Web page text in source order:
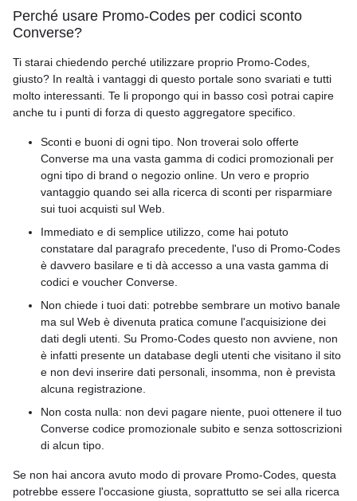
Perché usare Promo-Codes per codici sconto
Converse?
Ti starai chiedendo perché utilizzare proprio Promo-Codes,
giusto? In realtà i vantaggi di questo portale sono svariati e tutti
molto interessanti. Te li propongo qui in basso così potrai capire
anche tu i punti di forza di questo aggregatore specifico.
Sconti e buoni di ogni tipo. Non troverai solo offerte
Converse ma una vasta gamma di codici promozionali per
ogni tipo di brand o negozio online. Un vero e proprio
vantaggio quando sei alla ricerca di sconti per risparmiare
sui tuoi acquisti sul Web.
Immediato e di semplice utilizzo, come hai potuto
constatare dal paragrafo precedente, l'uso di Promo-Codes
è davvero basilare e ti dà accesso a una vasta gamma di
codici e voucher Converse.
Non chiede i tuoi dati: potrebbe sembrare un motivo banale
ma sul Web è divenuta pratica comune l'acquisizione dei
dati degli utenti. Su Promo-Codes questo non avviene, non
è infatti presente un database degli utenti che visitano il sito
e non devi inserire dati personali, insomma, non è prevista
alcuna registrazione.
Non costa nulla: non devi pagare niente, puoi ottenere il tuo
Converse codice promozionale subito e senza sottoscrizioni
di alcun tipo.
Se non hai ancora avuto modo di provare Promo-Codes, questa
potrebbe essere l'occasione giusta, soprattutto se sei alla ricerca